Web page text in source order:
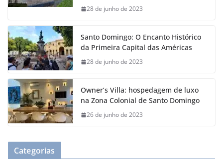
28 de junho de 2023
Santo Domingo: O Encanto Histórico
da Primeira Capital das Américas
28 de junho de 2023
Owner’s Villa: hospedagem de luxo
na Zona Colonial de Santo Domingo
26 de junho de 2023
Categorias